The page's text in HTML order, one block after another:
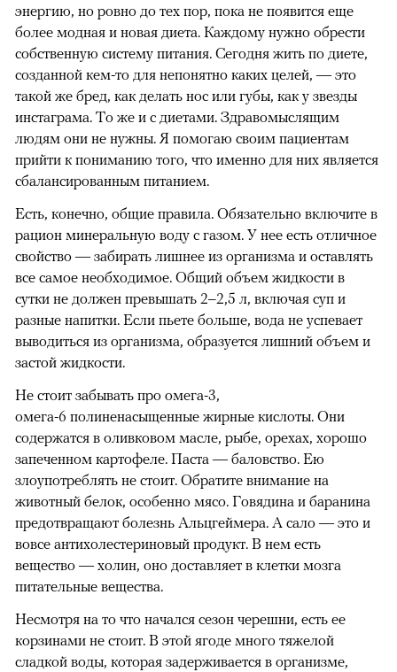
энергию, но ровно до тех пор, пока не появится еще
более модная и новая диета. Каждому нужно обрести
собственную систему питания. Сегодня жить по диете,
созданной кем-то для непонятно каких целей, — это
такой же бред, как делать нос или губы, как у звезды
инстаграма. То же и с диетами. Здравомыслящим
людям они не нужны. Я помогаю своим пациентам
прийти к пониманию того, что именно для них является
сбалансированным питанием.
Есть, конечно, общие правила. Обязательно включите в
рацион минеральную воду с газом. У нее есть отличное
свойство — забирать лишнее из организма и оставлять
все самое необходимое. Общий объем жидкости в
сутки не должен превышать 2–2,5 л, включая суп и
разные напитки. Если пьете больше, вода не успевает
выводиться из организма, образуется лишний объем и
застой жидкости.
Не стоит забывать про омега-3,
омега-6 полиненасыщенные жирные кислоты. Они
содержатся в оливковом масле, рыбе, орехах, хорошо
запеченном картофеле. Паста — баловство. Ею
злоупотреблять не стоит. Обратите внимание на
животный белок, особенно мясо. Говядина и баранина
предотвращают болезнь Альцгеймера. А сало — это и
вовсе антихолестериновый продукт. В нем есть
вещество — холин, оно доставляет в клетки мозга
питательные вещества.
Несмотря на то что начался сезон черешни, есть ее
корзинами не стоит. В этой ягоде много тяжелой
сладкой воды, которая задерживается в организме,